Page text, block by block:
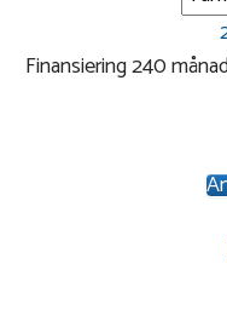
Finansiering 240